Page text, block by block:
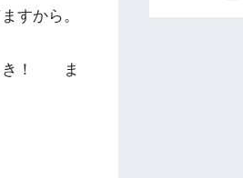
すから。
しき！ ま